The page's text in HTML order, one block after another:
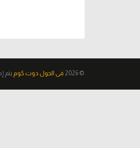
© 2026 فى الجول دوت كوم يتم